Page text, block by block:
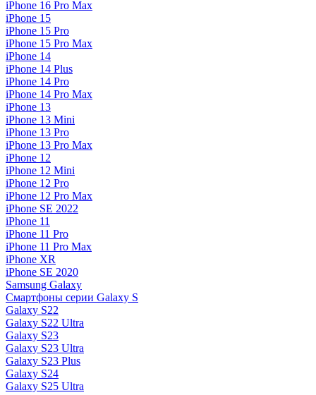
iPhone 16 Pro Max
iPhone 15
iPhone 15 Pro
iPhone 15 Pro Max
iPhone 14
iPhone 14 Plus
iPhone 14 Pro
iPhone 14 Pro Max
iPhone 13
iPhone 13 Mini
iPhone 13 Pro
iPhone 13 Pro Max
iPhone 12
iPhone 12 Mini
iPhone 12 Pro
iPhone 12 Pro Max
iPhone SE 2022
iPhone 11
iPhone 11 Pro
iPhone 11 Pro Max
iPhone XR
iPhone SE 2020
Samsung Galaxy
Смартфоны серии Galaxy S
Galaxy S22
Galaxy S22 Ultra
Galaxy S23
Galaxy S23 Ultra
Galaxy S23 Plus
Galaxy S24
Galaxy S25 Ultra